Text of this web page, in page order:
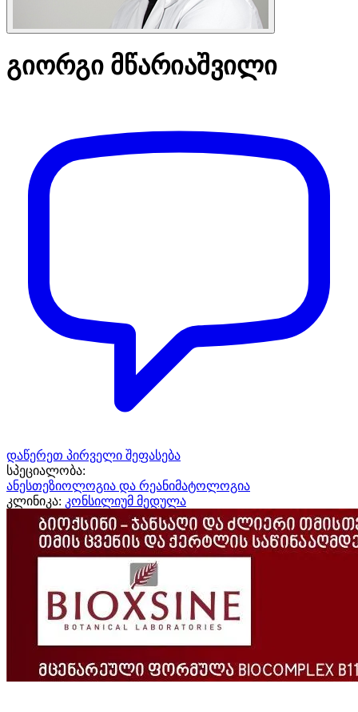
გიორგი მწარიაშვილი
დაწერეთ პირველი შეფასება
სპეციალობა:
ანესთეზიოლოგია და რეანიმატოლოგია
კლინიკა: კონსილიუმ მედულა